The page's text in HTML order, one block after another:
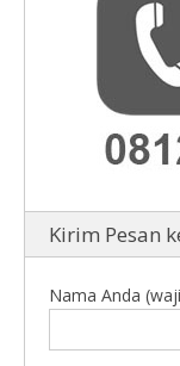
Kirim Pesan
Nama Anda